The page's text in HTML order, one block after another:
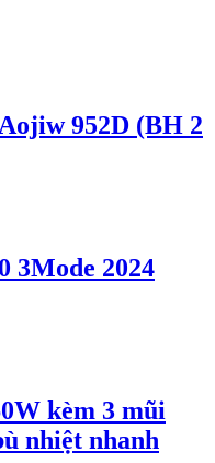
952D (BH 2
3Mode 2024
kèm 3 mũi
nhiệt nhanh